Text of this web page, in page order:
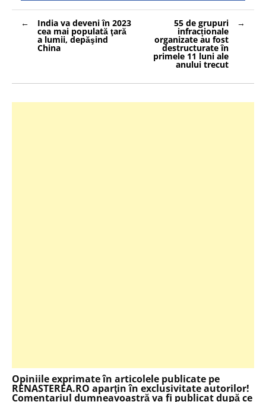
Navigare
în
articole
India va deveni în 2023
cea mai populată ţară
a lumii, depăşind
China
55 de grupuri
infracționale
organizate au fost
destructurate în
primele 11 luni ale
anului trecut
Opiniile exprimate în articolele publicate pe
RENASTEREA.RO aparţin în exclusivitate autorilor!
Comentariul dumneavoastră va fi publicat după ce